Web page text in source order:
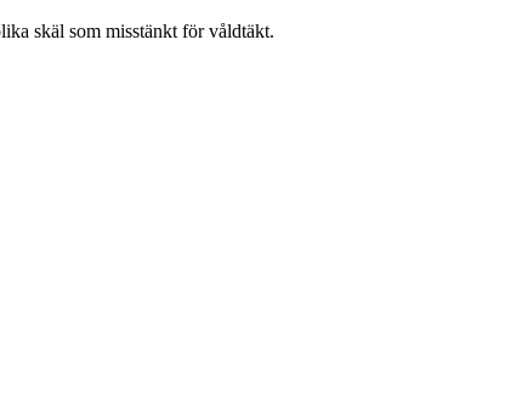
skäl som misstänkt för våldtäkt.